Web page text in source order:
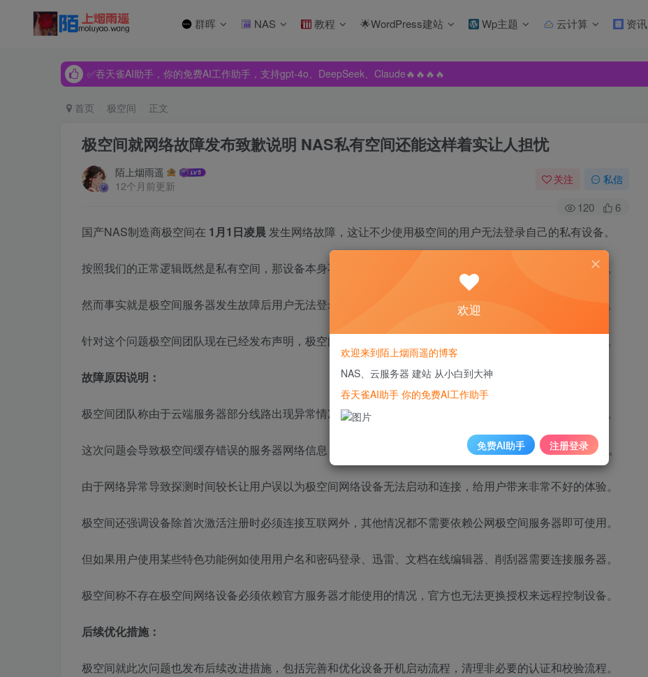
群晖 NAS 教程 🌟WordPress建站 Wp主题 云计算 资讯
✅吞天雀AI助手，你的免费AI工作助手，支持gpt-4o、DeepSeek、Claude🔥🔥🔥🔥
✅吞天雀AI助手，你的免费AI工作助手，支持gpt-4o、DeepSeek、Claude🔥🔥🔥🔥
首页 极空间 正文
极空间就网络故障发布致歉说明 NAS私有空间还能这样着实让人担忧
陌上烟雨遥
12个月前更新
关注 私信
120 6
国产NAS制造商极空间在 1月1日凌晨 发生网络故障，这让不少使用极空间的用户无法登录自己的私有设备。
按照我们的正常逻辑既然是私有空间，那设备本身不应该靠极空间服务器运行，那服务器故障关用户什么事。
然而事实就是极空间服务器发生故障后用户无法登录自己的设备，甚至用户可以挂载空间但无法进入后台等。
针对这个问题极空间团队现在已经发布声明，极空间称若用户使用用户名和密码登录都需要走极空间服务器。
故障原因说明：
极空间团队称由于云端服务器部分线路出现异常情况，导致使用用户名和密码访问极空间网络设备遇到问题。
这次问题会导致极空间缓存错误的服务器网络信息，从1月1日凌晨到上午极空间重启或开机都需要探测网络。
由于网络异常导致探测时间较长让用户误以为极空间网络设备无法启动和连接，给用户带来非常不好的体验。
极空间还强调设备除首次激活注册时必须连接互联网外，其他情况都不需要依赖公网极空间服务器即可使用。
但如果用户使用某些特色功能例如使用用户名和密码登录、迅雷、文档在线编辑器、削刮器需要连接服务器。
极空间称不存在极空间网络设备必须依赖官方服务器才能使用的情况，官方也无法更换授权来远程控制设备。
后续优化措施：
极空间就此次问题也发布后续改进措施，包括完善和优化设备开机启动流程，清理非必要的认证和校验流程。
欢迎
欢迎来到陌上烟雨遥的博客
NAS、云服务器 建站 从小白到大神
吞天雀AI助手 你的免费AI工作助手
免费AI助手 注册登录